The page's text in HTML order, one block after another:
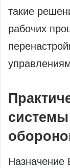
такие
рабочих